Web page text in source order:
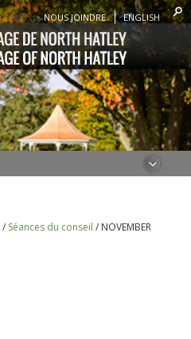
NOUS JOINDRE ENGLISH
/ Séances du conseil / NOVEMBER